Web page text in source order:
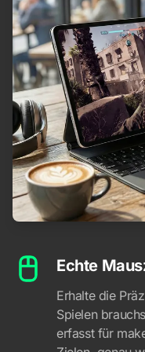
Echte
Erhalte die
Spielen
erfasst für